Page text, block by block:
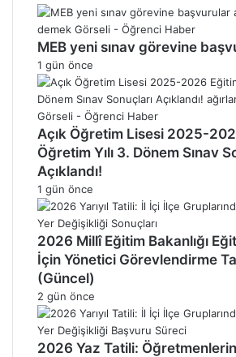
MEB yeni sınav görevine
1 gün önce
Açık Öğretim Lisesi 2025-
Öğretim Yılı 3. Dönem Sınav
Açıklandı!
1 gün önce
2026 Millî Eğitim Bakanlığı
İçin Yönetici Görevlendirme
(Güncel)
2 gün önce
2026 Yaz Tatili: